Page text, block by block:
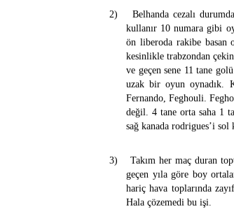
2)
Belhanda cezalı
kullanır 10 numara gibi
ön liberoda rakibe basan
kesinlikle trabzondan
ve geçen sene 11 tane
uzak bir oyun oynadık.
Fernando, Feghouli.
değil. 4 tane orta saha 1
sağ kanada rodrigues’i sol
3)
Takım her maç duran
geçen yıla göre boy
hariç hava toplarında
Hala çözemedi bu işi.